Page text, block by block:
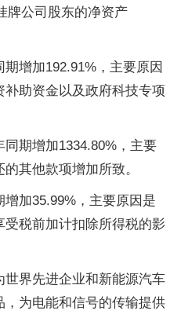
牌公司股东的净资产
增加192.91%，主要原因
助资金以及政府科技专项
期增加1334.80%，主要
其他款项增加所致。
加35.99%，主要原因是
税前加计扣除所得税的影
世界先进企业和新能源汽车
为电能和信号的传输提供